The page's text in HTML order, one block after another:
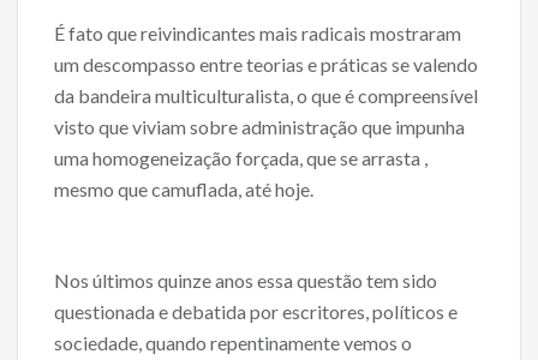
É fato que reivindicantes mais radicais mostraram
um descompasso entre teorias e práticas se valendo
da bandeira multiculturalista, o que é compreensível
visto que viviam sobre administração que impunha
uma homogeneização forçada, que se arrasta ,
mesmo que camuflada, até hoje.
Nos últimos quinze anos essa questão tem sido
questionada e debatida por escritores, políticos e
sociedade, quando repentinamente vemos o